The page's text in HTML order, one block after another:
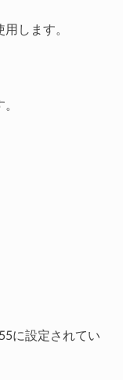
します。
に設定されてい